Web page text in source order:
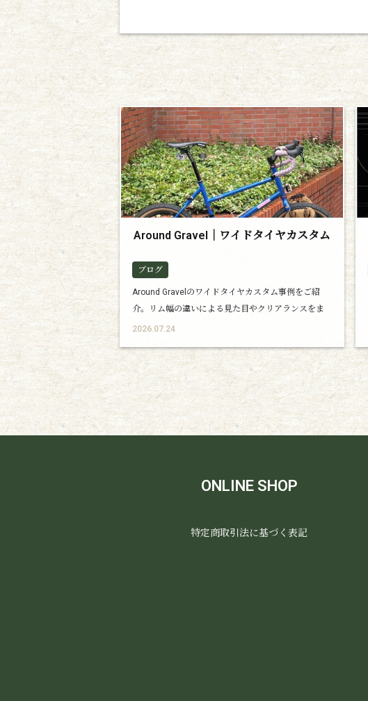
Around Gravel｜ワイドタイヤカスタム
ブログ
Around Gravelのワイドタイヤカスタム事例をご紹
介。リム幅の違いによる見た目やクリアランスをま
とめました。
2026.07.24
ONLINE SHOP
特定商取引法に基づく表記